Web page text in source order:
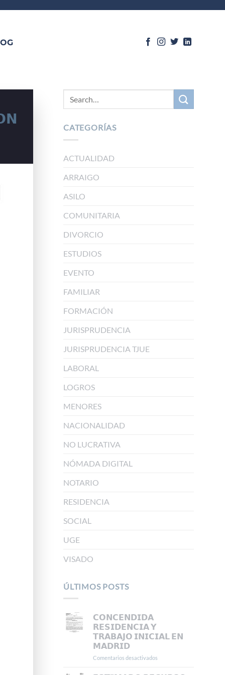
CATEGORÍAS
ACTUALIDAD
ARRAIGO
ASILO
COMUNITARIA
DIVORCIO
ESTUDIOS
EVENTO
FAMILIAR
FORMACIÓN
JURISPRUDENCIA
JURISPRUDENCIA TJUE
LABORAL
LOGROS
MENORES
NACIONALIDAD
NO LUCRATIVA
NÓMADA DIGITAL
NOTARIO
RESIDENCIA
SOCIAL
UGE
VISADO
ÚLTIMOS POSTS
𝗖𝗢𝗡𝗖𝗘𝗡𝗗𝗜𝗗𝗔
𝗥𝗘𝗦𝗜𝗗𝗘𝗡𝗖𝗜𝗔 𝗬
𝗧𝗥𝗔𝗕𝗔𝗝𝗢 𝗜𝗡𝗜𝗖𝗜𝗔𝗟 𝗘𝗡
𝗠𝗔𝗗𝗥𝗜𝗗
Comentarios desactivados